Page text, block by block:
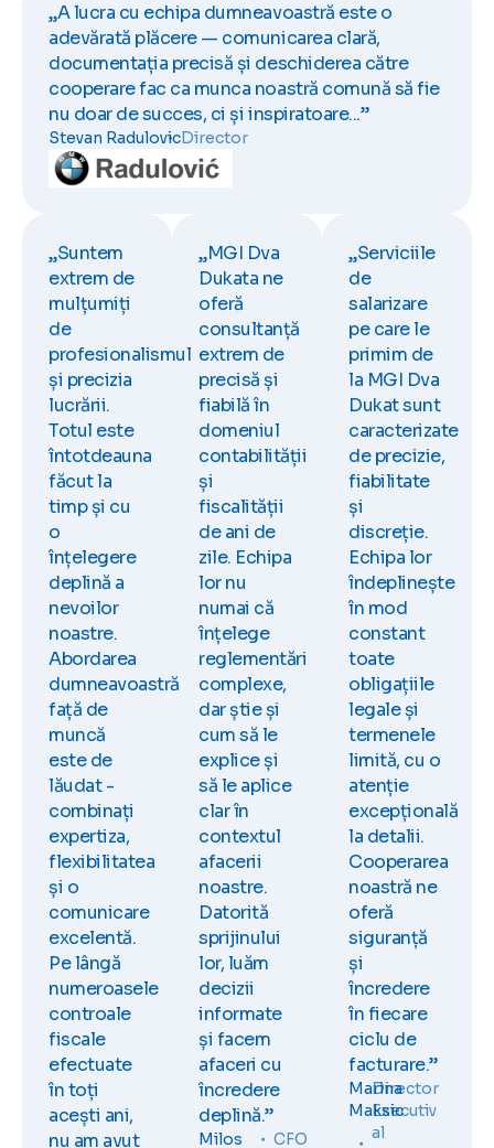
„A lucra cu echipa dumneavoastră este o
adevărată plăcere — comunicarea clară,
documentația precisă și deschiderea către
cooperare fac ca munca noastră comună să fie
nu doar de succes, ci și inspiratoare...”
Stevan RadulovicDirector
„Suntem
extrem de
mulțumiți
de
profesionalismul
și precizia
lucrării.
Totul este
întotdeauna
făcut la
timp și cu
o
înțelegere
deplină a
nevoilor
noastre.
Abordarea
dumneavoastră
față de
muncă
este de
lăudat -
combinați
expertiza,
flexibilitatea
și o
comunicare
excelentă.
Pe lângă
numeroasele
controale
fiscale
efectuate
în toți
acești ani,
nu am avut
„MGI Dva
Dukata ne
oferă
consultanță
extrem de
precisă și
fiabilă în
domeniul
contabilității
și
fiscalității
de ani de
zile. Echipa
lor nu
numai că
înțelege
reglementări
complexe,
dar știe și
cum să le
explice și
să le aplice
clar în
contextul
afacerii
noastre.
Datorită
sprijinului
lor, luăm
decizii
informate
și facem
afaceri cu
încredere
deplină.”
Milos CFO
„Serviciile
de
salarizare
pe care le
primim de
la MGI Dva
Dukat sunt
caracterizate
de precizie,
fiabilitate
și
discreție.
Echipa lor
îndeplinește
în mod
constant
toate
obligațiile
legale și
termenele
limită, cu o
atenție
excepțională
la detalii.
Cooperarea
noastră ne
oferă
siguranță
și
încredere
în fiecare
ciclu de
facturare.”
Marina
Maksic
Director
Executiv
al